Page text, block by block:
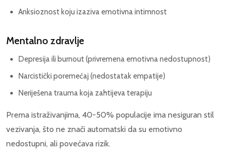
Anksioznost koju izaziva emotivna intimnost
Mentalno zdravlje
Depresija ili burnout (privremena emotivna nedostupnost)
Narcistički poremećaj (nedostatak empatije)
Neriješena trauma koja zahtijeva terapiju
Prema istraživanjima, 40-50% populacije ima nesiguran stil
vezivanja, što ne znači automatski da su emotivno
nedostupni, ali povećava rizik.